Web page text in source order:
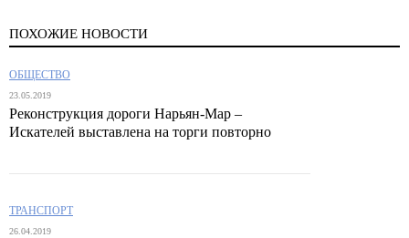
ПОХОЖИЕ НОВОСТИ
ОБЩЕСТВО
23.05.2019
Реконструкция дороги Нарьян-Мар –
Искателей выставлена на торги повторно
ТРАНСПОРТ
26.04.2019